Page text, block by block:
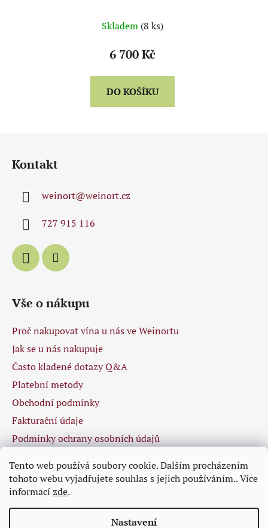
Tento web používá soubory cookie. Dalším procházením
tohoto webu vyjadřujete souhlas s jejich používáním.. Více
informacízde.
Nastavení
Skladem (8 ks)
6 700 Kč
DO KOŠÍKU
Kontakt
weinort@weinort.cz
727 915 116
Vše o nákupu
Proč nakupovat vína u nás ve Weinortu
Jak se u nás nakupuje
Často kladené dotazy Q&A
Platební metody
Obchodní podmínky
Fakturační údaje
Podmínky ochrany osobních údajů
Facebook